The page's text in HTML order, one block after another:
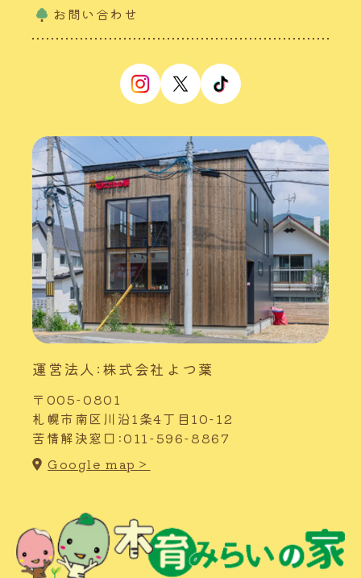
お問い合わせ
運営法人:株式会社よつ葉
〒005-0801
札幌市南区川沿1条4丁目10-12
苦情解決窓口:011-596-8867
Google map＞